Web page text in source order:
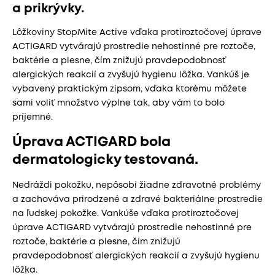
a prikrývky.
Lôžkoviny StopMite Active vďaka protiroztočovej úprave
ACTIGARD vytvárajú prostredie nehostinné pre roztoče,
baktérie a plesne, čím znižujú pravdepodobnosť
alergických reakcií a zvyšujú hygienu lôžka. Vankúš je
vybavený praktickým zipsom, vďaka ktorému môžete
sami voliť množstvo výplne tak, aby vám to bolo
príjemné.
Úprava ACTIGARD bola
dermatologicky testovaná.
Nedráždi pokožku, nepôsobí žiadne zdravotné problémy
a zachováva prirodzené a zdravé bakteriálne prostredie
na ľudskej pokožke. Vankúše vďaka protiroztočovej
úprave ACTIGARD vytvárajú prostredie nehostinné pre
roztoče, baktérie a plesne, čím znižujú
pravdepodobnosť alergických reakcií a zvyšujú hygienu
lôžka.